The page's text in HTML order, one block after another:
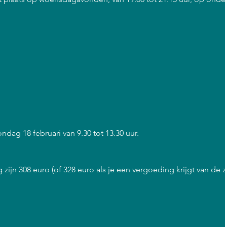
18 februari van 9.30 tot 13.30 uur.
308 euro (of 328 euro als je een vergoeding krijgt van de